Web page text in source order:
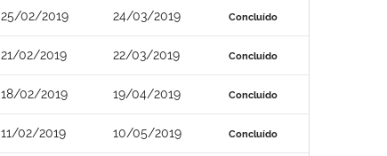
25/02/2019 24/03/2019 Concluído
21/02/2019 22/03/2019 Concluído
18/02/2019 19/04/2019 Concluído
11/02/2019 10/05/2019 Concluído